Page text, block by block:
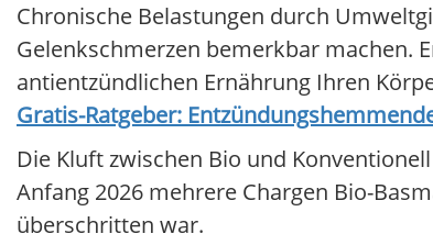
Chronische Belastungen durch
Gelenkschmerzen bemerkbar machen.
antientzündlichen Ernährung Ihren
Gratis-Ratgeber:
Die Kluft zwischen Bio und
Anfang 2026 mehrere Chargen Bio-
überschritten war.